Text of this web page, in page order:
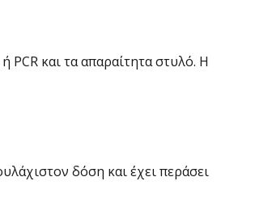
και τα απαραίτητα στυλό. Η
δόση και έχει περάσει